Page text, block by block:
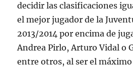
decidir las clasificaciones
el mejor jugador de la
2013/2014 por encima de
Andrea Pirlo, Arturo Vidal o
entre otros, al ser el